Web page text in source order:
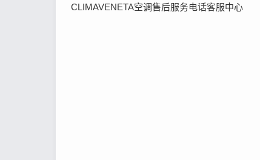
CLIMAVENETA空调售后服务电话客服中心